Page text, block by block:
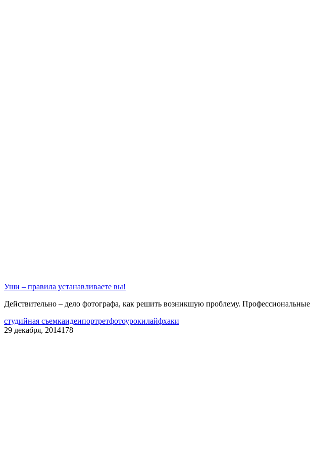
Уши – правила устанавливаете вы!
Действительно – дело фотографа, как решить возникшую проблему.
студийная съемкаидеипортретфотоурокилайфхаки
29 декабря, 2014178